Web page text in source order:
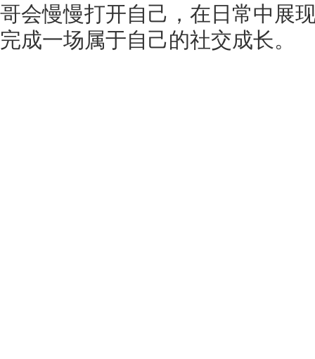
哥会慢慢打开自己，在日常中展
完成一场属于自己的社交成长。